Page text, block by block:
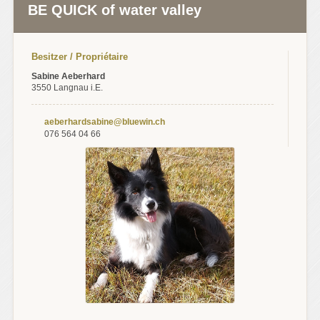
BE QUICK of water valley
Besitzer / Propriétaire
Sabine Aeberhard
3550 Langnau i.E.
aeberhardsabine@bluewin.ch
076 564 04 66